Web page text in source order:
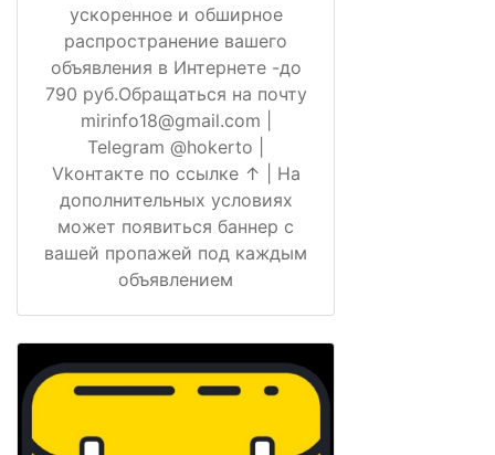
ускоренное и обширное
распространение вашего
объявления в Интернете -до
790 руб.Обращаться на почту
mirinfo18@gmail.com |
Telegram @hokerto |
Vkонтакте по ссылке ↑ | На
дополнительных условиях
может появиться баннер с
вашей пропажей под каждым
объявлением